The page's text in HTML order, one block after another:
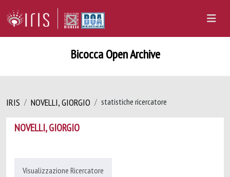
Bicocca Open Archive
IRIS NOVELLI, GIORGIO statistiche ricercatore
NOVELLI, GIORGIO
Visualizzazione Ricercatore